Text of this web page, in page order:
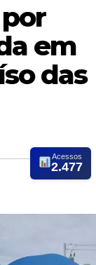
em
das
Acessos
2.477